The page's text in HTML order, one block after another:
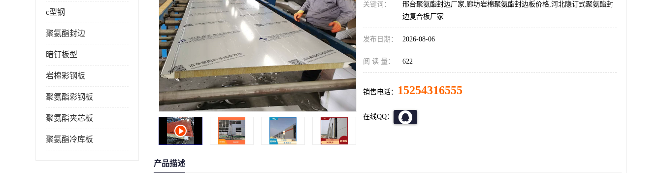
c型钢
聚氨酯封边
暗钉板型
岩棉彩钢板
聚氨酯彩钢板
聚氨酯夹芯板
聚氨酯冷库板
关键词：
邢台聚氨酯封边厂家,廊坊岩棉聚氨酯封边板价格,河北隐订式聚氨酯封
边复合板厂家
发布日期： 2026-08-06
阅 读 量： 622
销售电话： 15254316555
在线QQ：
产品描述